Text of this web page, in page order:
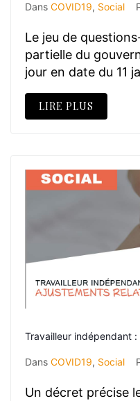
Dans COVID19, Social
Le jeu de
partielle du
jour en date du 11
LIRE PLUS
Travailleur indépendant
Dans COVID19, Social
Un décret précise